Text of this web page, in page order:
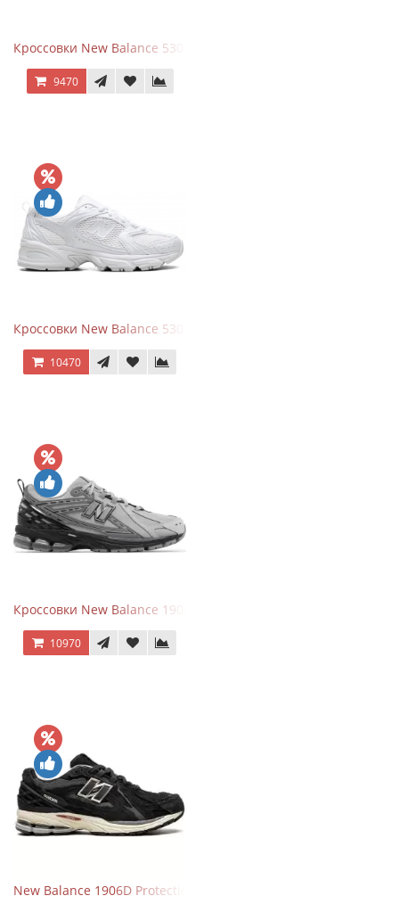
Кроссовки New Balance 530 Festival Pack Clay
9470
Кроссовки New Balance 530 Total White Silver
10470
Кроссовки New Balance 1906R Brighton Grey
10970
New Balance 1906D Protection Pack Black черные